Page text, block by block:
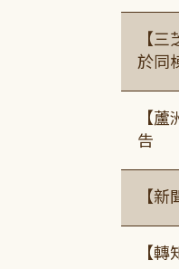
【
於同
【
告
【
【